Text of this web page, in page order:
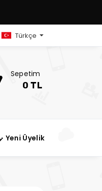
Türkçe
Sepetim
0 TL
Yeni Üyelik